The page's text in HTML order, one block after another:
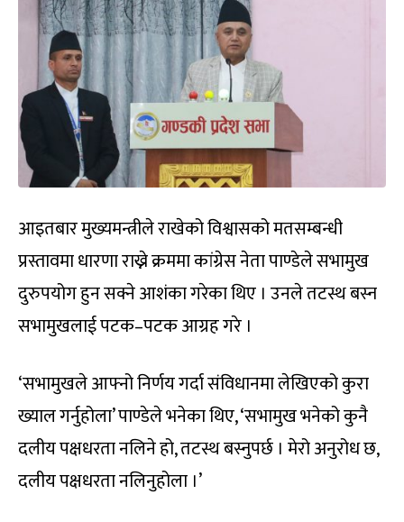
आइतबार मुख्यमन्त्रीले राखेको विश्वासको मतसम्बन्धी
प्रस्तावमा धारणा राख्ने क्रममा कांग्रेस नेता पाण्डेले सभामुख
दुरुपयोग हुन सक्ने आशंका गरेका थिए । उनले तटस्थ बस्न
सभामुखलाई पटक–पटक आग्रह गरे ।
‘सभामुखले आफ्नो निर्णय गर्दा संविधानमा लेखिएको कुरा
ख्याल गर्नुहोला’ पाण्डेले भनेका थिए, ‘सभामुख भनेको कुनै
दलीय पक्षधरता नलिने हो, तटस्थ बस्नुपर्छ । मेरो अनुरोध छ,
दलीय पक्षधरता नलिनुहोला ।’